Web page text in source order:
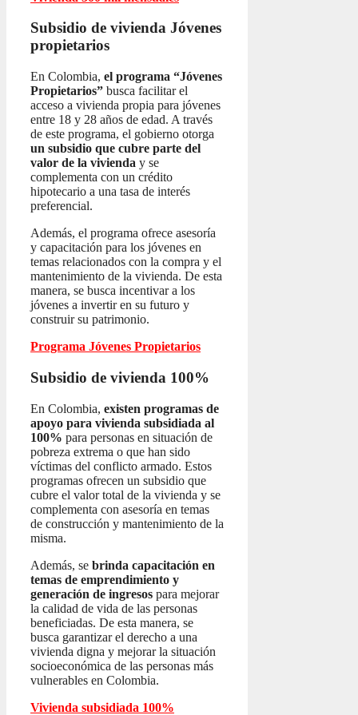
Subsidio de vivienda Jóvenes
propietarios
En Colombia, el programa “Jóvenes
Propietarios” busca facilitar el
acceso a vivienda propia para jóvenes
entre 18 y 28 años de edad. A través
de este programa, el gobierno otorga
un subsidio que cubre parte del
valor de la vivienda y se
complementa con un crédito
hipotecario a una tasa de interés
preferencial.
Además, el programa ofrece asesoría
y capacitación para los jóvenes en
temas relacionados con la compra y el
mantenimiento de la vivienda. De esta
manera, se busca incentivar a los
jóvenes a invertir en su futuro y
construir su patrimonio.
Programa Jóvenes Propietarios
Subsidio de vivienda 100%
En Colombia, existen programas de
apoyo para vivienda subsidiada al
100% para personas en situación de
pobreza extrema o que han sido
víctimas del conflicto armado. Estos
programas ofrecen un subsidio que
cubre el valor total de la vivienda y se
complementa con asesoría en temas
de construcción y mantenimiento de la
misma.
Además, se brinda capacitación en
temas de emprendimiento y
generación de ingresos para mejorar
la calidad de vida de las personas
beneficiadas. De esta manera, se
busca garantizar el derecho a una
vivienda digna y mejorar la situación
socioeconómica de las personas más
vulnerables en Colombia.
Vivienda subsidiada 100%